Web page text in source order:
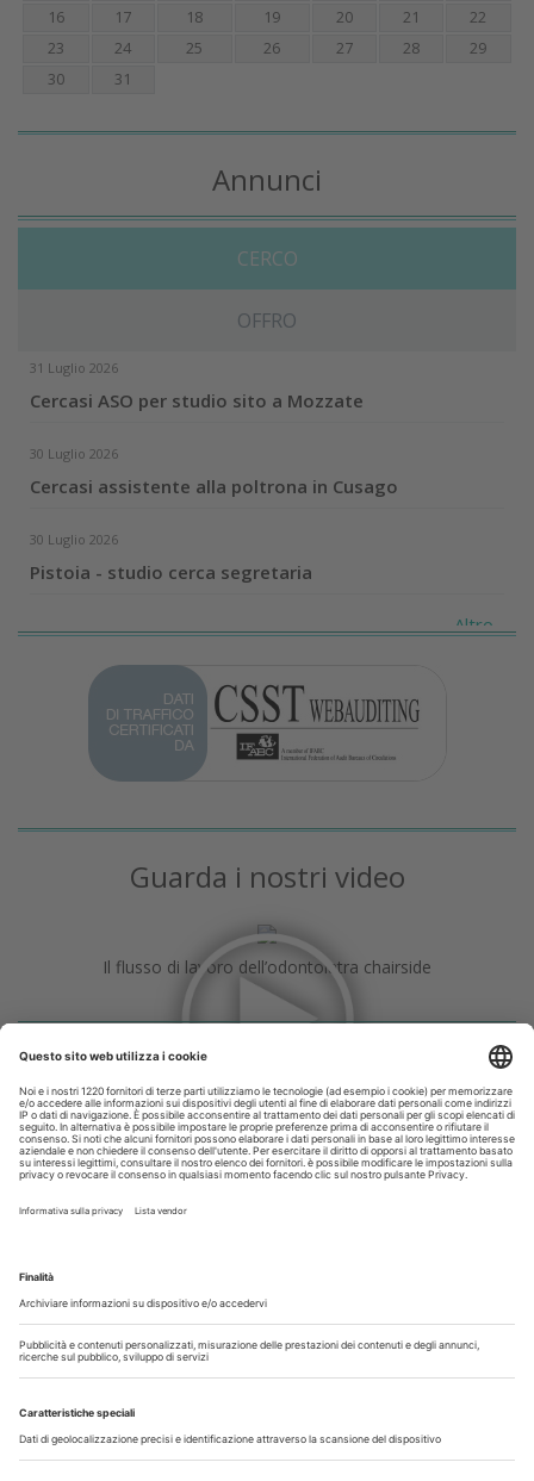
16
17 18 19 20 21
22
23
24 25 26 27 28
29
30
31
Annunci
CERCO
OFFRO
31 Luglio 2026
Cercasi ASO per studio sito a Mozzate
30 Luglio 2026
Cercasi assistente alla poltrona in Cusago
30 Luglio 2026
Pistoia - studio cerca segretaria
Altro...
Guarda i nostri video
Il flusso di lavoro dell’odontoiatra chairside
Odontoiatria33